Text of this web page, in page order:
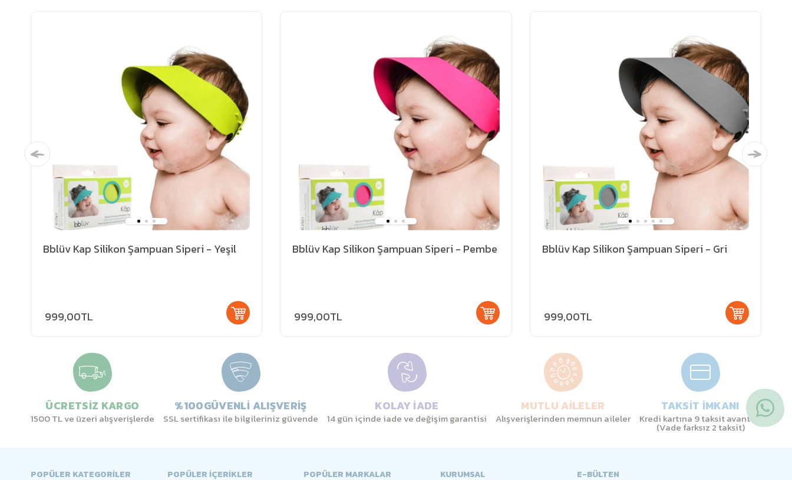
Bblüv Kap Silikon Şampuan Siperi - Yeşil
999,00TL
Bblüv Kap Silikon Şampuan Siperi - Pembe
999,00TL
Bblüv Kap Silikon Şampuan Siperi - Gri
999,00TL
ÜCRETSİZ KARGO
1500 TL ve üzeri alışverişlerde
%100GÜVENLİ ALIŞVERİŞ
SSL sertifikası ile bilgileriniz güvende
KOLAY İADE
14 gün içinde iade ve değişim garantisi
MUTLU AİLELER
Alışverişlerinden memnun aileler
TAKSİT İMKANI
Kredi kartına 9 taksit avantajı
(Vade farksız 2 taksit)
POPÜLER KATEGORİLER POPÜLER İÇERİKLER POPÜLER MARKALAR KURUMSAL E-BÜLTEN